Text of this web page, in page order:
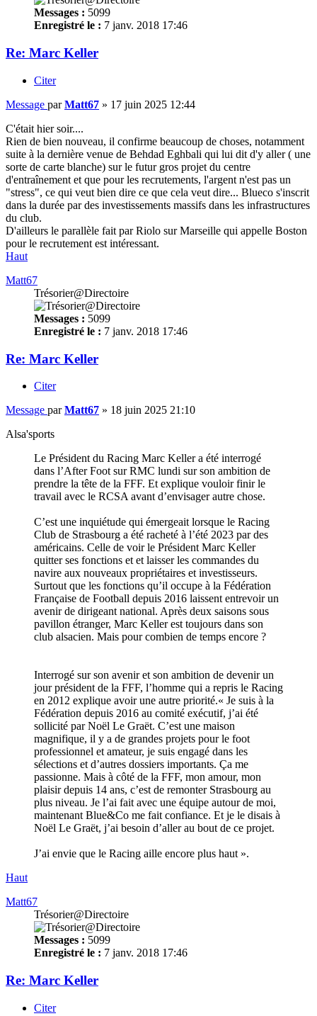
Messages : 5099
Enregistré le : 7 janv. 2018 17:46
Re: Marc Keller
Citer
Message parMatt67 » 17 juin 2025 12:44
C'était hier soir....
Rien de bien nouveau, il confirme beaucoup de choses, notamment
suite à la dernière venue de Behdad Eghbali qui lui dit d'y aller ( une
sorte de carte blanche) sur le futur gros projet du centre
d'entraînement et que pour les recrutements, l'argent n'est pas un
"stress", ce qui veut bien dire ce que cela veut dire... Blueco s'inscrit
dans la durée par des investissements massifs dans les infrastructures
du club.
D'ailleurs le parallèle fait par Riolo sur Marseille qui appelle Boston
pour le recrutement est intéressant.
Haut
Matt67
Trésorier@Directoire
Messages : 5099
Enregistré le : 7 janv. 2018 17:46
Re: Marc Keller
Citer
Message parMatt67 » 18 juin 2025 21:10
Alsa'sports
Le Président du Racing Marc Keller a été interrogé
dans l’After Foot sur RMC lundi sur son ambition de
prendre la tête de la FFF. Et explique vouloir finir le
travail avec le RCSA avant d’envisager autre chose.
C’est une inquiétude qui émergeait lorsque le Racing
Club de Strasbourg a été racheté à l’été 2023 par des
américains. Celle de voir le Président Marc Keller
quitter ses fonctions et et laisser les commandes du
navire aux nouveaux propriétaires et investisseurs.
Surtout que les fonctions qu’il occupe à la Fédération
Française de Football depuis 2016 laissent entrevoir un
avenir de dirigeant national. Après deux saisons sous
pavillon étranger, Marc Keller est toujours dans son
club alsacien. Mais pour combien de temps encore ?
Interrogé sur son avenir et son ambition de devenir un
jour président de la FFF, l’homme qui a repris le Racing
en 2012 explique avoir une autre priorité.« Je suis à la
Fédération depuis 2016 au comité exécutif, j’ai été
sollicité par Noël Le Graët. C’est une maison
magnifique, il y a de grandes projets pour le foot
professionnel et amateur, je suis engagé dans les
sélections et d’autres dossiers importants. Ça me
passionne. Mais à côté de la FFF, mon amour, mon
plaisir depuis 14 ans, c’est de remonter Strasbourg au
plus niveau. Je l’ai fait avec une équipe autour de moi,
maintenant Blue&Co me fait confiance. Et je le disais à
Noël Le Graët, j’ai besoin d’aller au bout de ce projet.
J’ai envie que le Racing aille encore plus haut ».
Haut
Matt67
Trésorier@Directoire
Messages : 5099
Enregistré le : 7 janv. 2018 17:46
Re: Marc Keller
Citer